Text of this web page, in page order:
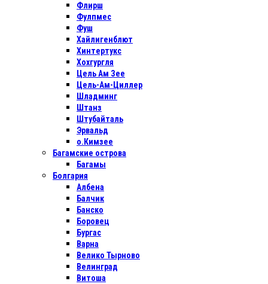
Флирш
Фулпмес
Фуш
Хайлигенблют
Хинтертукс
Хохгургля
Цель Ам Зее
Цель-Ам-Циллер
Шладминг
Штанз
Штубайталь
Эрвальд
о.Кимзее
Багамские острова
Багамы
Болгария
Албена
Балчик
Банско
Боровец
Бургас
Варна
Велико Тырново
Велинград
Витоша